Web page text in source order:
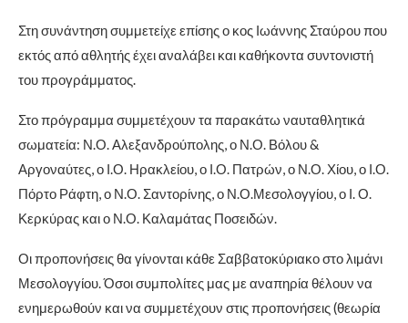
Στη συνάντηση συμμετείχε επίσης ο κος Ιωάννης Σταύρου που
εκτός από αθλητής έχει αναλάβει και καθήκοντα συντονιστή
του προγράμματος.
Στο πρόγραμμα συμμετέχουν τα παρακάτω ναυταθλητικά
σωματεία: Ν.Ο. Αλεξανδρούπολης, ο Ν.Ο. Βόλου &
Αργοναύτες, ο Ι.Ο. Ηρακλείου, ο Ι.Ο. Πατρών, ο Ν.Ο. Χίου, ο Ι.Ο.
Πόρτο Ράφτη, ο Ν.Ο. Σαντορίνης, ο Ν.Ο.Μεσολογγίου, ο Ι. Ο.
Κερκύρας και ο Ν.Ο. Καλαμάτας Ποσειδών.
Οι προπονήσεις θα γίνονται κάθε Σαββατοκύριακο στο λιμάνι
Μεσολογγίου. Όσοι συμπολίτες μας με αναπηρία θέλουν να
ενημερωθούν και να συμμετέχουν στις προπονήσεις (θεωρία